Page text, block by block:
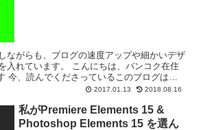
ながらも、ブログの速度アップや細かいデザ
入れています。 こんにちは、バンコク在住
今、読んでくださっているこのブログはワ
作成プログラムを...
2017.01.13 2018.08.16
私がPremiere Elements 15 &
Photoshop Elements 15 を選ん